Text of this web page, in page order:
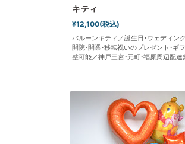
キティ
¥12,100(税込)
バルーンキティ／誕生日・ウェディング
開院・開業・移転祝いのプレゼント・ギ
整可能／神戸三宮・元町・福原周辺配達